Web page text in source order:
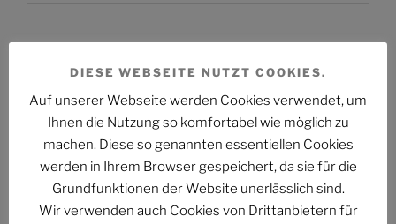
Archiv
DIESE WEBSEITE NUTZT COOKIES.
Auf unserer Webseite werden Cookies verwendet, um
Ihnen die Nutzung so komfortabel wie möglich zu
machen. Diese so genannten essentiellen Cookies
werden in Ihrem Browser gespeichert, da sie für die
Grundfunktionen der Website unerlässlich sind.
Wir verwenden auch Cookies von Drittanbietern für